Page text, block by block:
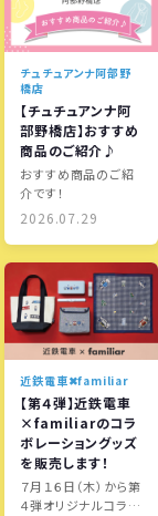
チュチュアンナ阿部野
橋店
【チュチュアンナ阿
部野橋店】おすすめ
商品のご紹介♪
おすすめ商品のご紹
介です！
2026.07.29
近鉄電車✖familiar
【第４弾】近鉄電車
×familiarのコラ
ボレーショングッズ
を販売します！
７月１６日（木）から第
４弾オリジナルコラボ